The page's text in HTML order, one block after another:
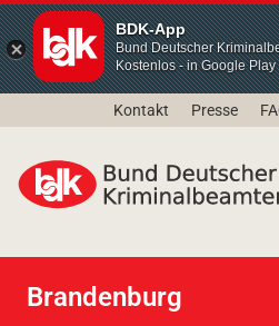
BDK-App
Bund Deutscher
Kostenlos - in Google Play
Kontakt Presse
Brandenburg